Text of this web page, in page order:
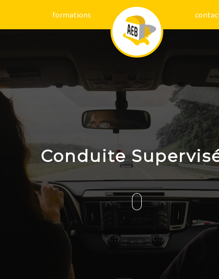
formations
Conduite